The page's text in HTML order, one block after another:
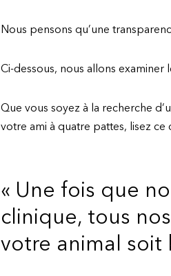
Nous pensons qu’une
Ci-dessous, nous allons examiner
Que vous soyez à la recherche
votre ami à quatre pattes, lisez
« Une fois que
clinique, tous
votre animal soit